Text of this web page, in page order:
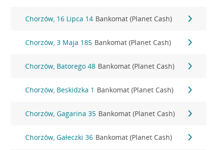
Chorzów, 16 Lipca 14 Bankomat (Planet Cash)
Chorzów, 3 Maja 185 Bankomat (Planet Cash)
Chorzów, Batorego 48 Bankomat (Planet Cash)
Chorzów, Beskidzka 1 Bankomat (Planet Cash)
Chorzów, Gagarina 35 Bankomat (Planet Cash)
Chorzów, Gałeczki 36 Bankomat (Planet Cash)